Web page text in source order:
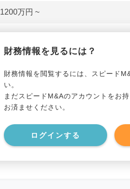
1200万円 ~
財務情報を見るには？
財務情報を閲覧するには、スピード
い。
まだスピードM&Aのアカウントをお
お済ませください。
ログインする
********************
********************
********************